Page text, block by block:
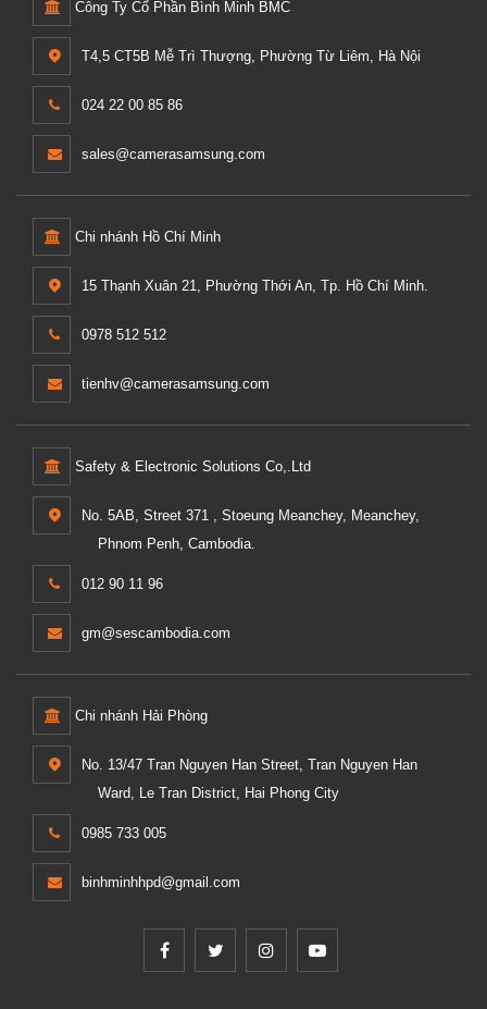
Công Ty Cổ Phần Bình Minh BMC
T4,5 CT5B Mễ Trì Thượng, Phường Từ Liêm, Hà Nội
024 22 00 85 86
sales@camerasamsung.com
Chi nhánh Hồ Chí Minh
15 Thạnh Xuân 21, Phường Thới An, Tp. Hồ Chí Minh.
0978 512 512
tienhv@camerasamsung.com
Safety & Electronic Solutions Co,.Ltd
No. 5AB, Street 371 , Stoeung Meanchey, Meanchey,
Phnom Penh, Cambodia.
012 90 11 96
gm@sescambodia.com
Chi nhánh Hải Phòng
No. 13/47 Tran Nguyen Han Street, Tran Nguyen Han
Ward, Le Tran District, Hai Phong City
0985 733 005
binhminhhpd@gmail.com